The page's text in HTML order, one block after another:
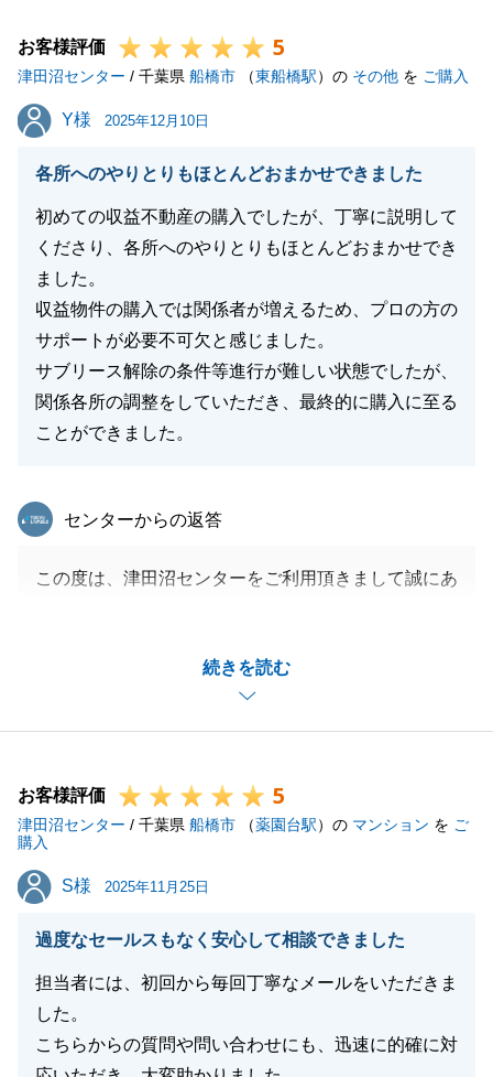
今後とも、宜しくお願い申し上げます。
お客様評価 5
津田沼センター / 千葉県 船橋市 （東船橋駅）の その他 を ご購入
Y様
Y様 2025年12月10日
各所へのやりとりもほとんどおまかせできました
初めての収益不動産の購入でしたが、丁寧に説明して
くださり、各所へのやりとりもほとんどおまかせでき
ました。
収益物件の購入では関係者が増えるため、プロの方の
サポートが必要不可欠と感じました。
サブリース解除の条件等進行が難しい状態でしたが、
関係各所の調整をしていただき、最終的に購入に至る
ことができました。
続きを読む
東急リバブル
センターからの返答
この度は、津田沼センターをご利用頂きまして誠にあ
が、すぐに動いて頂けたため、スムーズに決済前まで
今後、税金のご相談や、買い増しなど、お力になれそ
今後とも、よろしくお願いいたします。
お客様評価 5
津田沼センター / 千葉県 船橋市 （薬園台駅）の マンション を ご
購入
S様
S様 2025年11月25日
過度なセールスもなく安心して相談できました
担当者には、初回から毎回丁寧なメールをいただきま
した。
こちらからの質問や問い合わせにも、迅速に的確に対